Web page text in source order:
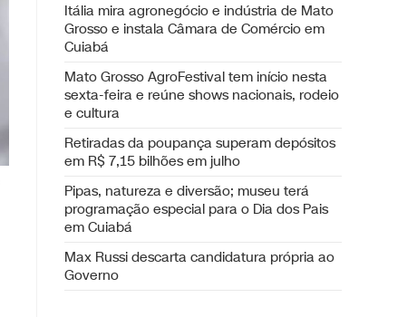
Itália mira agronegócio e indústria de Mato
Grosso e instala Câmara de Comércio em
Cuiabá
Mato Grosso AgroFestival tem início nesta
sexta-feira e reúne shows nacionais, rodeio
e cultura
Retiradas da poupança superam depósitos
em R$ 7,15 bilhões em julho
Pipas, natureza e diversão; museu terá
programação especial para o Dia dos Pais
em Cuiabá
Max Russi descarta candidatura própria ao
Governo